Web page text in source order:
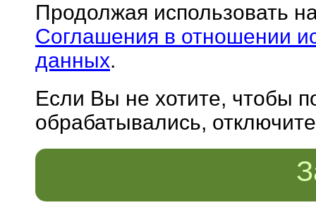
Продолжая использовать
Соглашения в отношении
данных.
Если Вы не хотите, чтобы
обрабатывались,